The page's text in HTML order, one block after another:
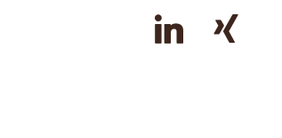
linkedin xing